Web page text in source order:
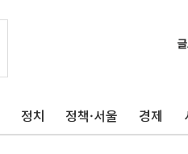
정치 정책·서울 경제